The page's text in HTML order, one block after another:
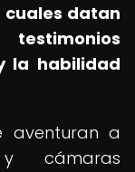
datan
la habilidad
aventuran a
cámaras